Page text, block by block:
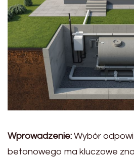
Wprowadzenie: Wybór
betonowego ma kluczowe